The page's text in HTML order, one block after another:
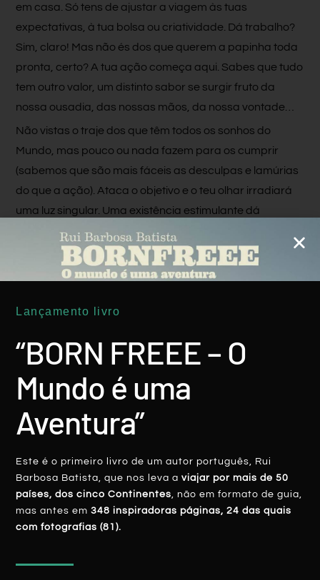
em casa. Só tens de ajustar a viagem às tuas
expectativas, à tua bolsa ou criatividade. Dá trabalho?
Sim, claro! Mas não és dos que querem a papinha toda
pronta, certo? A tua ação começa aqui. Sabes que tudo
tem outro valor, um distinto sabor se surgir fruto da
nossa ousadia, das nossas mãos, da nossa vontade…
Não vistas o traje dos que têm todos os sonhos do
Mundo, mas pouco ou nada fazem para os cumprir
(sabemos que são mais fáceis as desculpas e lamúrias
do que a ação). Ataca o objetivo e o teu olhar irradiará
uma luz singular. Uma existência estimulante dá
trabalho, mas depende essencialmente de ti.
Não é segredo que só vivemos uma vez. O que pensas
fazer com essa oportunidade única?
líder e cronista de viagens e fundador do projeto
Lançamento livro
“BORN FREEE – O
Mundo é uma
Aventura”
Este é o primeiro livro de um autor português, Rui
Barbosa Batista, que nos leva aviajar por mais de 50
países, dos cinco Continentes, não em formato de guia,
mas antes em348 inspiradoras páginas, 24 das quais
com fotografias (81).